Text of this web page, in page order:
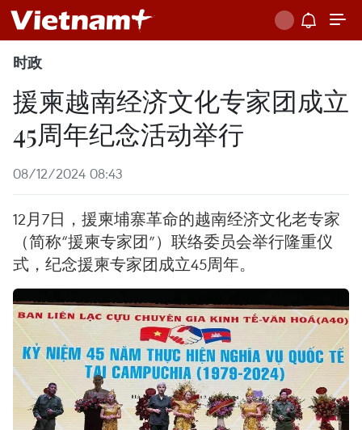
时政
援柬越南经济文化专家团成立
45周年纪念活动举行
08/12/2024 08:43
12月7日，援柬埔寨革命的越南经济文化老专家
（简称“援柬专家团”）联络委员会举行隆重仪
式，纪念援柬专家团成立45周年。